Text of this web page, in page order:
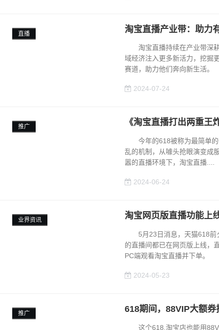
直播 淘宝直播产业带：助力
淘宝直播持续在产业带深耕
域经济注入更多新活力，挖掘
赛道，助力他们奔向新生活
2024-07-24
推广 《淘宝直播打出两重王
今年的618被称为最简单的
乱的机制，从噱头抢眼演变
嚣的直播环境下，淘宝直播....
2024-06-24
业界资讯 淘宝网页版直播功能上
5月23日消息，天猫618前
的直播间都已在网页版上线，
PC端观看淘宝直播并下单
2024-05-23
推广 618期间，88VIP大额
这个618,淘宝店也能用